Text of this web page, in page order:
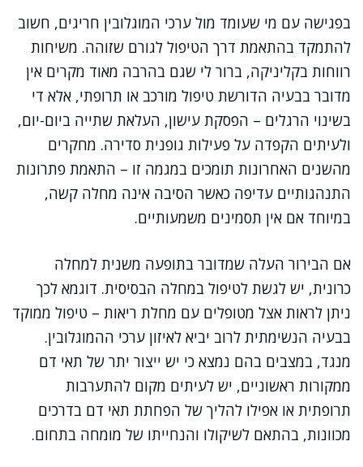
בפגישה עם מי שעומד מול ערכי המוגלובין חריגים, חשוב
להתמקד בהתאמת דרך הטיפול לגורם שזוהה. משיחות
רווחות בקליניקה, ברור לי שגם בהרבה מאוד מקרים אין
מדובר בבעיה הדורשת טיפול מורכב או תרופתי, אלא די
בשינוי הרגלים – הפסקת עישון, העלאת שתייה ביום-יום,
ולעיתים הקפדה על פעילות גופנית סדירה. מחקרים
מהשנים האחרונות תומכים במגמה זו – התאמת פתרונות
התנהגותיים עדיפה כאשר הסיבה אינה מחלה קשה,
במיוחד אם אין תסמינים משמעותיים.
אם הבירור העלה שמדובר בתופעה משנית למחלה
כרונית, יש לגשת לטיפול במחלה הבסיסית. דוגמא לכך
ניתן לראות אצל מטופלים עם מחלת ריאות – טיפול ממוקד
בבעיה הנשימתית לרוב יביא לאיזון ערכי ההמוגלובין.
מנגד, במצבים בהם נמצא כי יש ייצור יתר של תאי דם
ממקורות ראשוניים, יש לעיתים מקום להתערבות
תרופתית או אפילו להליך של הפחתת תאי דם בדרכים
מכוונות, בהתאם לשיקולו והנחייתו של מומחה בתחום.